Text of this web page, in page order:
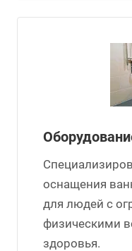
оснащения
для людей с
физическими
здоровья.